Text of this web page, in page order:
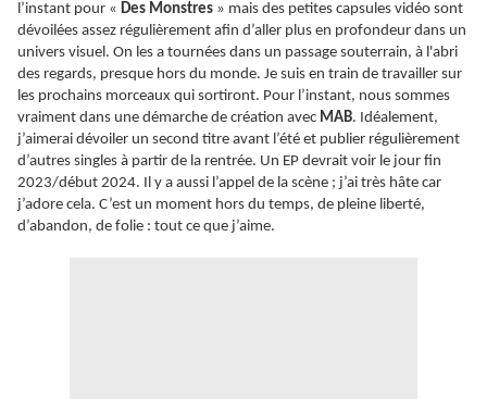
l’instant pour « Des Monstres » mais des petites capsules vidéo sont
dévoilées assez régulièrement afin d’aller plus en profondeur dans un
univers visuel. On les a tournées dans un passage souterrain, à l'abri
des regards, presque hors du monde. Je suis en train de travailler sur
les prochains morceaux qui sortiront. Pour l’instant, nous sommes
vraiment dans une démarche de création avec MAB. Idéalement,
j’aimerai dévoiler un second titre avant l’été et publier régulièrement
d’autres singles à partir de la rentrée. Un EP devrait voir le jour fin
2023/début 2024. Il y a aussi l’appel de la scène ; j’ai très hâte car
j’adore cela. C’est un moment hors du temps, de pleine liberté,
d’abandon, de folie : tout ce que j’aime.